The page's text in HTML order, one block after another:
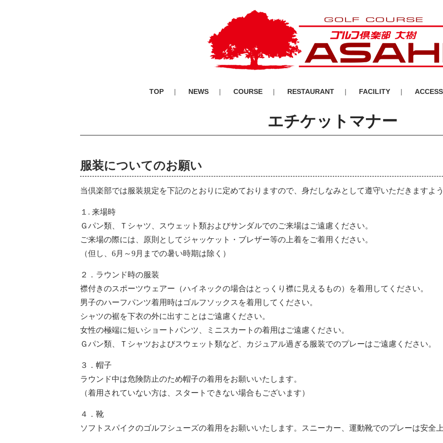
TOP NEWS COURSE RESTAURANT FACILITY ACCESS
エチケットマナー
服装についてのお願い
当倶楽部では服装規定を下記のとおりに定めておりますので、身だしなみとして遵守いただきますよ
１. 来場時
Ｇパン類、Ｔシャツ、スウェット類およびサンダルでのご来場はご遠慮ください。
ご来場の際には、原則としてジャッケット・ブレザー等の上着をご着用ください。
（但し、6月～9月までの暑い時期は除く）
２．ラウンド時の服装
襟付きのスポーツウェアー（ハイネックの場合はとっくり襟に見えるもの）を着用してください。
男子のハーフパンツ着用時はゴルフソックスを着用してください。
シャツの裾を下衣の外に出すことはご遠慮ください。
女性の極端に短いショートパンツ、ミニスカートの着用はご遠慮ください。
Ｇパン類、Ｔシャツおよびスウェット類など、カジュアル過ぎる服装でのプレーはご遠慮ください。
３．帽子
ラウンド中は危険防止のため帽子の着用をお願いいたします。
（着用されていない方は、スタートできない場合もございます）
４．靴
ソフトスパイクのゴルフシューズの着用をお願いいたします。スニーカー、運動靴でのプレーは安全